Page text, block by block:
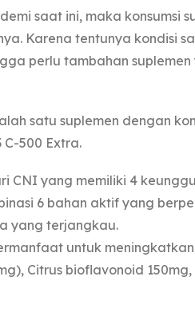
saat ini, maka konsumsi
Karena tentunya kondisi
perlu tambahan
satu suplemen dengan
500 Extra.
CNI yang memiliki 4
6 bahan aktif yang
yang terjangkau.
untuk meningkatkan
Citrus bioflavonoid 150mg,